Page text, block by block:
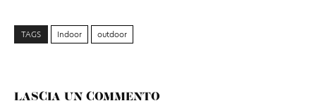
TAGS Indoor outdoor
LASCIA UN COMMENTO